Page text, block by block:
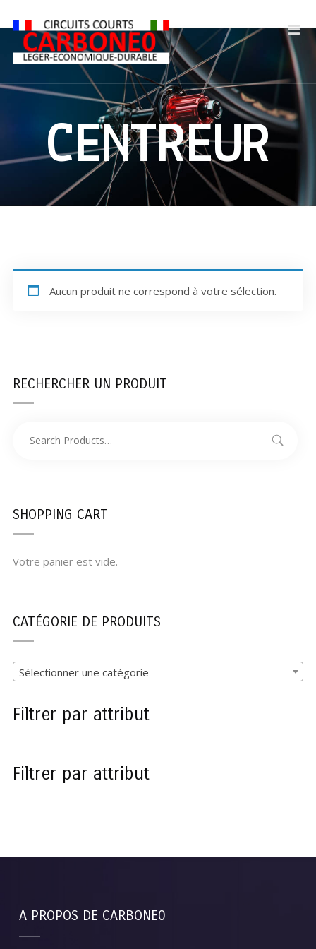
CENTREUR
Aucun produit ne correspond à votre sélection.
RECHERCHER UN PRODUIT
SHOPPING CART
Votre panier est vide.
CATÉGORIE DE PRODUITS
Sélectionner une catégorie
Filtrer par attribut
Filtrer par attribut
A PROPOS DE CARBONE0